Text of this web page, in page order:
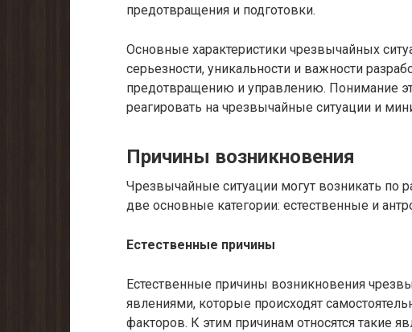
предотвращения и подготовки.
Основные характеристики чрезвычайных
серьезности, уникальности и важности
предотвращению и управлению. Понимание
реагировать на чрезвычайные ситуации и
Причины возникновения
Чрезвычайные ситуации могут возникать по
две основные категории: естественные и
Естественные причины
Естественные причины возникновения
явлениями, которые происходят
факторов. К этим причинам относятся такие